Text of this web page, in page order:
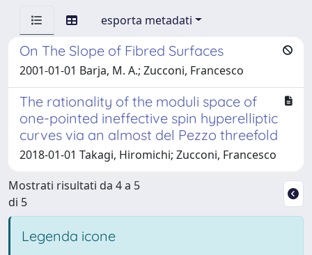
esporta metadati
On The Slope of Fibred Surfaces
2001-01-01 Barja, M. A.; Zucconi, Francesco
The rationality of the moduli space of
one-pointed ineffective spin hyperelliptic
curves via an almost del Pezzo threefold
2018-01-01 Takagi, Hiromichi; Zucconi, Francesco
Mostrati risultati da 4 a 5
di 5
Legenda icone